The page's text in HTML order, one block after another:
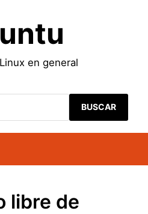
en general
BUSCAR
libre de